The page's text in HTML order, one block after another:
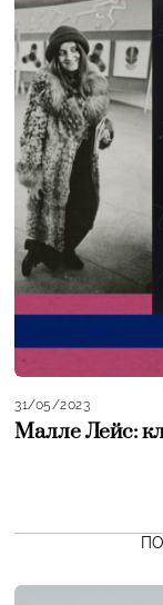
31/05/2023
Малле Лейс: